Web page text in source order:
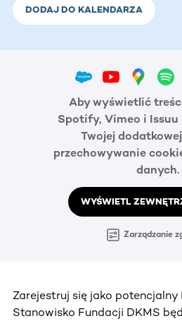
DODAJ DO KALENDARZA
Aby wyświetlić
Spotify, Vimeo i
Twojej
przechowywanie
danych.
WYŚWIETL
Zarządzanie
Zarejestruj się jako potencjalny
Stanowisko Fundacji DKMS